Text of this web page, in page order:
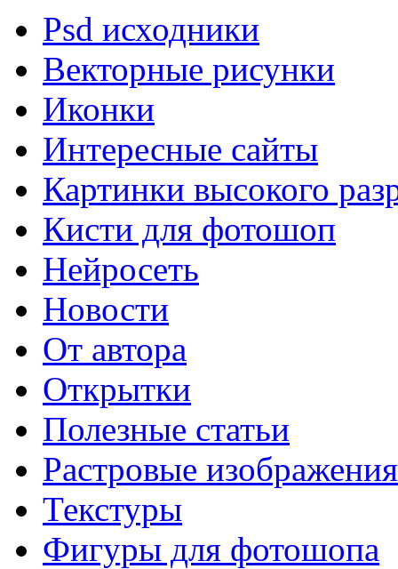
Psd исходники
Векторные рисунки
Иконки
Интересные сайты
Картинки высокого
Кисти для фотошоп
Нейросеть
Новости
От автора
Открытки
Полезные статьи
Растровые изображения
Текстуры
Фигуры для фотошопа